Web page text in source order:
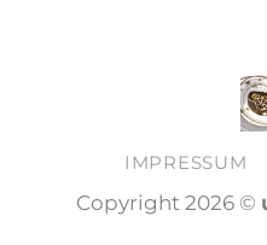
IMPRESSUM
Copyright 2026 ©